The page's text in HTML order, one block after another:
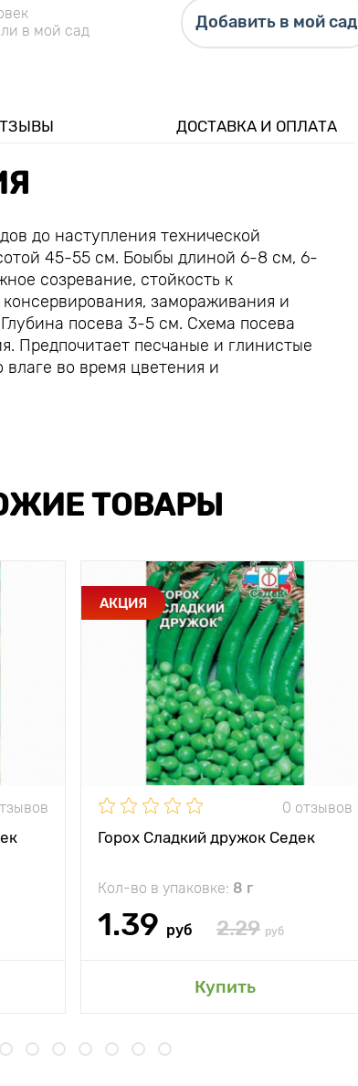
в мой сад
Добавить в мой сад
ДОСТАВКА И ОПЛАТА
до наступления технической
45-55 см. Боыбы длиной 6-8 см, 6-
созревание, стойкость к
замораживания и
посева 3-5 см. Схема посева
Предпочитает песчаные и глинистые
во время цветения и
ТОВАРЫ
АКЦИЯ
0 отзывов
Горох Сладкий дружок Седек
Кол-во в упаковке: 8 г
1.39 руб 2.29 руб
Купить